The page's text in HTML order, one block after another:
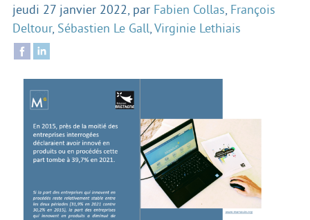
jeudi 27 janvier 2022, par Fabien Collas, François
Deltour, Sébastien Le Gall, Virginie Lethiais